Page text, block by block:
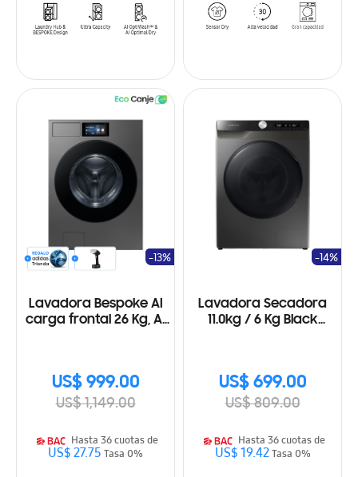
Lavadora Bespoke AI
carga frontal 26 Kg, AI
US$ 999.00
US$ 1,149.00
-13%
Hasta 36 cuotas de
US$ 27.75Tasa 0%
Lavadora Secadora
11.0kg / 6 Kg Black
US$ 699.00
US$ 809.00
-14%
Hasta 36 cuotas de
US$ 19.42Tasa 0%